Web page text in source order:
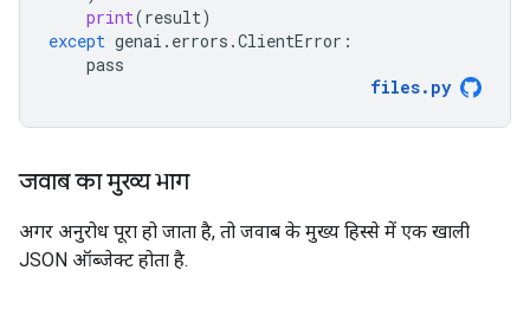
print(result)
except genai . errors .ClientError :
pass
files. py
जवाब का मुख्य भाग
अगर अनुरोध पूरा हो जाता है, तो जवाब के मुख्य हिस्से में एक खाली
JSON ऑब्जेक्ट होता है.